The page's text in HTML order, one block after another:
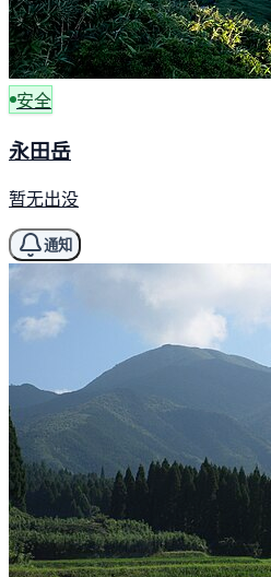
安全
永田岳
暂无出没
通知